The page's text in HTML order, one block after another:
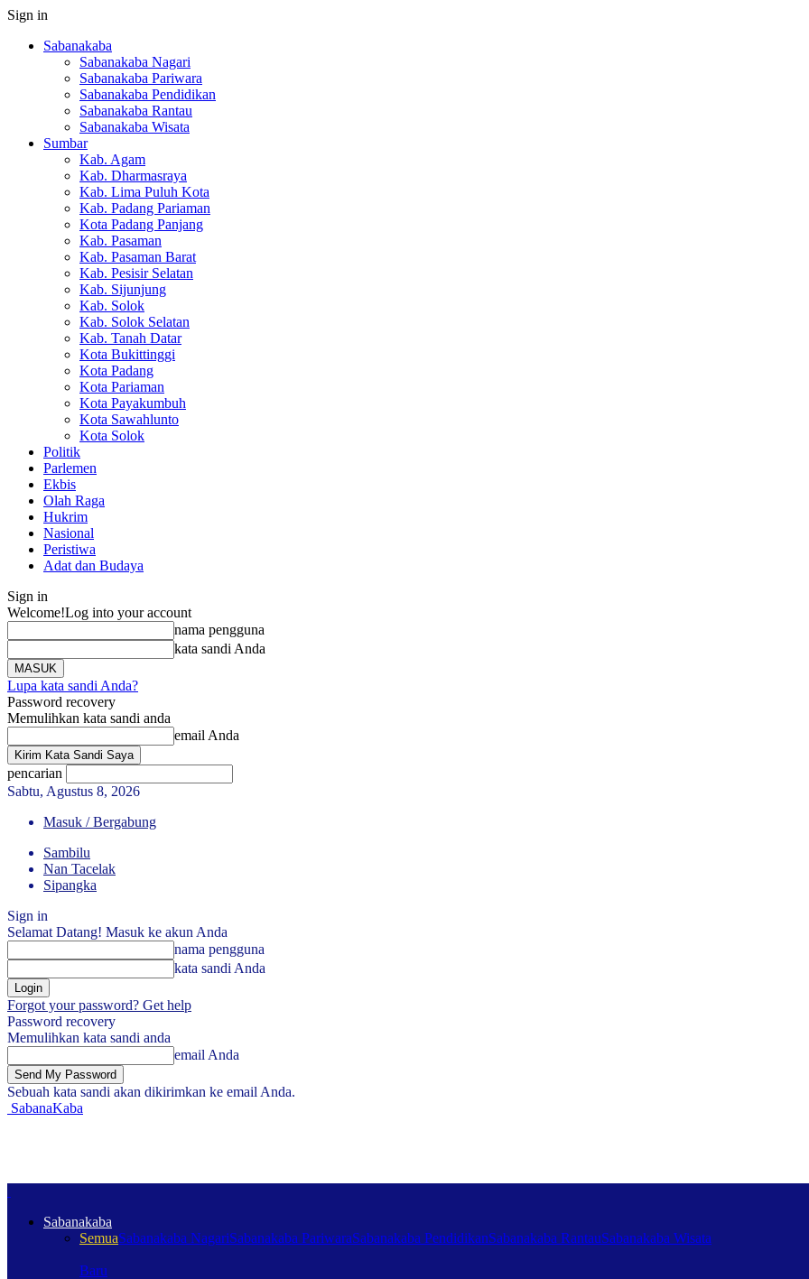
Sign in
Sabanakaba
Sabanakaba Nagari
Sabanakaba Pariwara
Sabanakaba Pendidikan
Sabanakaba Rantau
Sabanakaba Wisata
Sumbar
Kab. Agam
Kab. Dharmasraya
Kab. Lima Puluh Kota
Kab. Padang Pariaman
Kota Padang Panjang
Kab. Pasaman
Kab. Pasaman Barat
Kab. Pesisir Selatan
Kab. Sijunjung
Kab. Solok
Kab. Solok Selatan
Kab. Tanah Datar
Kota Bukittinggi
Kota Padang
Kota Pariaman
Kota Payakumbuh
Kota Sawahlunto
Kota Solok
Politik
Parlemen
Ekbis
Olah Raga
Hukrim
Nasional
Peristiwa
Adat dan Budaya
Sign in
Welcome!Log into your account
nama pengguna
kata sandi Anda
Lupa kata sandi Anda?
Password recovery
Memulihkan kata sandi anda
email Anda
pencarian
Sabtu, Agustus 8, 2026
Masuk / Bergabung
Sambilu
Nan Tacelak
Sipangka
Sign in
Selamat Datang! Masuk ke akun Anda
nama pengguna
kata sandi Anda
Forgot your password? Get help
Password recovery
Memulihkan kata sandi anda
email Anda
Sebuah kata sandi akan dikirimkan ke email Anda.
SabanaKaba
Sabanakaba
SemuaSabanakaba NagariSabanakaba PariwaraSabanakaba PendidikanSabanakaba RantauSabanakaba Wisata
Baru